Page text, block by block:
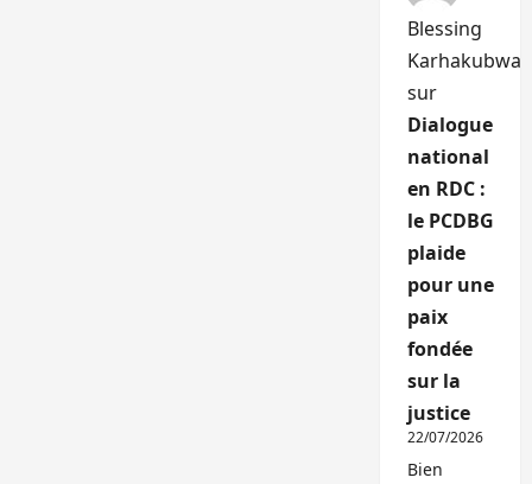
Blessing
Karhakubwa
sur
Dialogue
national
en RDC :
le PCDBG
plaide
pour une
paix
fondée
sur la
justice
22/07/2026
Bien